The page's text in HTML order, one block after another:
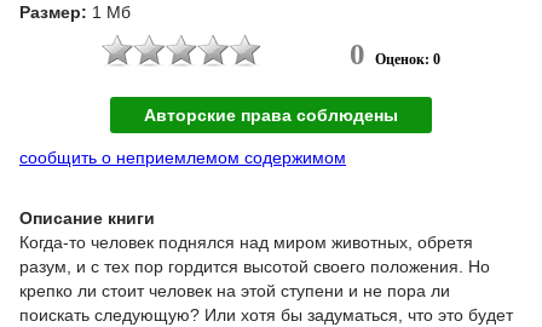
Размер: 1 Мб
0 Оценок: 0
Авторские права соблюдены
сообщить о неприемлемом содержимом
Описание книги
Когда-то человек поднялся над миром животных, обретя
разум, и с тех пор гордится высотой своего положения. Но
крепко ли стоит человек на этой ступени и не пора ли
поискать следующую? Или хотя бы задуматься, что это будет